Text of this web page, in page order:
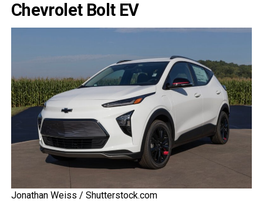
Chevrolet Bolt EV
Jonathan Weiss / Shutterstock.com